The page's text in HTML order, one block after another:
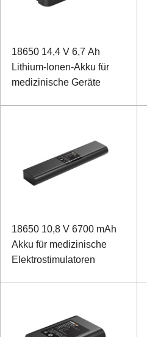
18650 14,4 V 6,7 Ah
Lithium-Ionen-Akku für
medizinische Geräte
18650 10,8 V 6700 mAh
Akku für medizinische
Elektrostimulatoren